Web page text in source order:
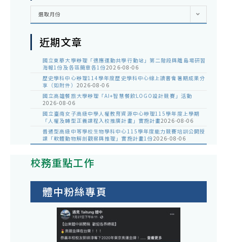
彙
選取月份
近期文章
國立東華大學辦理「適應運動共學行動站」第二階段與離島場研習
海報1份及各區簡章各1份2026-08-06
歷史學科中心辦理114學年度歷史學科中心線上讀書會暑期成果分
享（如附件） 2026-08-06
國立高雄餐旅大學辦理「AI+智慧餐飲LOGO設計競賽」活動
2026-08-06
國立臺南女子高級中學人權教育資源中心辦理115學年度上學期
「人權及轉型正義課程入校推廣計畫」實施計畫2026-08-06
普通型高級中等學校生物學科中心115學年度能力競賽培訓公開授
課「軟體動物解剖觀察與推理」實施計畫1份2026-08-06
校務重點工作
體中粉絲專頁